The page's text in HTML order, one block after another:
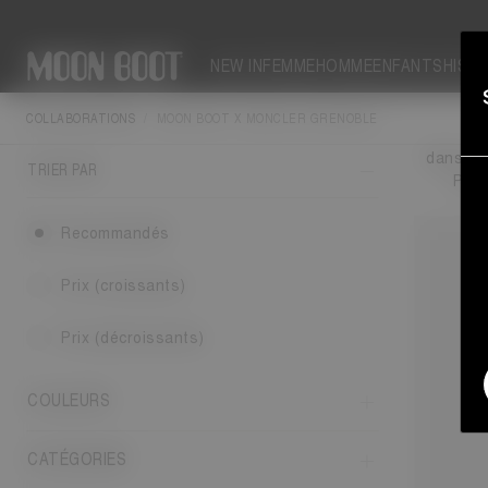
NEW INFEMMEHOMMEENFANTS
COLLABORATIONS
TRIER PAR
Recommandés
Prix (croissants)
Prix (décroissants)
COULEURS
CATÉGORIES
dans